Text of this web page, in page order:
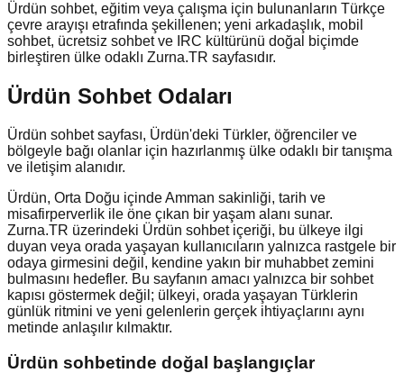
Ürdün sohbet, eğitim veya çalışma için bulunanların Türkçe
çevre arayışı etrafında şekillenen; yeni arkadaşlık, mobil
sohbet, ücretsiz sohbet ve IRC kültürünü doğal biçimde
birleştiren ülke odaklı Zurna.TR sayfasıdır.
Ürdün Sohbet Odaları
Ürdün sohbet sayfası, Ürdün'deki Türkler, öğrenciler ve
bölgeyle bağı olanlar için hazırlanmış ülke odaklı bir tanışma
ve iletişim alanıdır.
Ürdün, Orta Doğu içinde Amman sakinliği, tarih ve
misafirperverlik ile öne çıkan bir yaşam alanı sunar.
Zurna.TR üzerindeki Ürdün sohbet içeriği, bu ülkeye ilgi
duyan veya orada yaşayan kullanıcıların yalnızca rastgele bir
odaya girmesini değil, kendine yakın bir muhabbet zemini
bulmasını hedefler. Bu sayfanın amacı yalnızca bir sohbet
kapısı göstermek değil; ülkeyi, orada yaşayan Türklerin
günlük ritmini ve yeni gelenlerin gerçek ihtiyaçlarını aynı
metinde anlaşılır kılmaktır.
Ürdün sohbetinde doğal başlangıçlar